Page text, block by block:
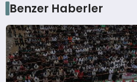
Benzer Haberler